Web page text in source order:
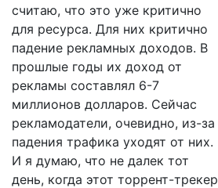
считаю, что это уже критично
для ресурса. Для них критично
падение рекламных доходов. В
прошлые годы их доход от
рекламы составлял 6-7
миллионов долларов. Сейчас
рекламодатели, очевидно, из-за
падения трафика уходят от них.
И я думаю, что не далек тот
день, когда этот торрент-трекер